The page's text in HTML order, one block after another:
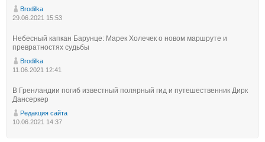
Brodilka
29.06.2021 15:53
Небесный капкан Барунце: Марек Холечек о новом маршруте и
превратностях судьбы
Brodilka
11.06.2021 12:41
В Гренландии погиб известный полярный гид и путешественник Дирк
Дансеркер
Редакция сайта
10.06.2021 14:37